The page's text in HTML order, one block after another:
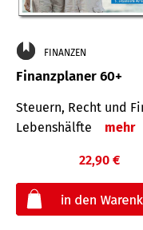
FINANZEN
Finanzplaner 60+
Steuern, Recht und
Lebenshälfte
mehr
22,90 €